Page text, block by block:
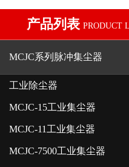
产品列表 PRODUCT
MCJC系列脉冲集尘器
工业除尘器
MCJC-15工业集尘器
MCJC-11工业集尘器
MCJC-7500工业集尘器